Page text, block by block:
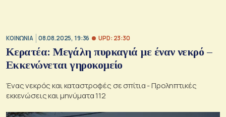
ΚΟΙΝΩΝΙΑ 08.08.2025, 19:36 UPD: 23:30
Κερατέα: Μεγάλη πυρκαγιά με έναν νεκρό –
Εκκενώνεται γηροκομείο
Ένας νεκρός και καταστροφές σε σπίτια - Προληπτικές
εκκενώσεις και μηνύματα 112